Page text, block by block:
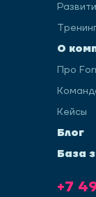
О
Про
Кейсы
Блог
База
+7